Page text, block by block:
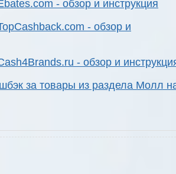
- обзор и инструкция
- обзор и
- обзор и
за товары из раздела Молл